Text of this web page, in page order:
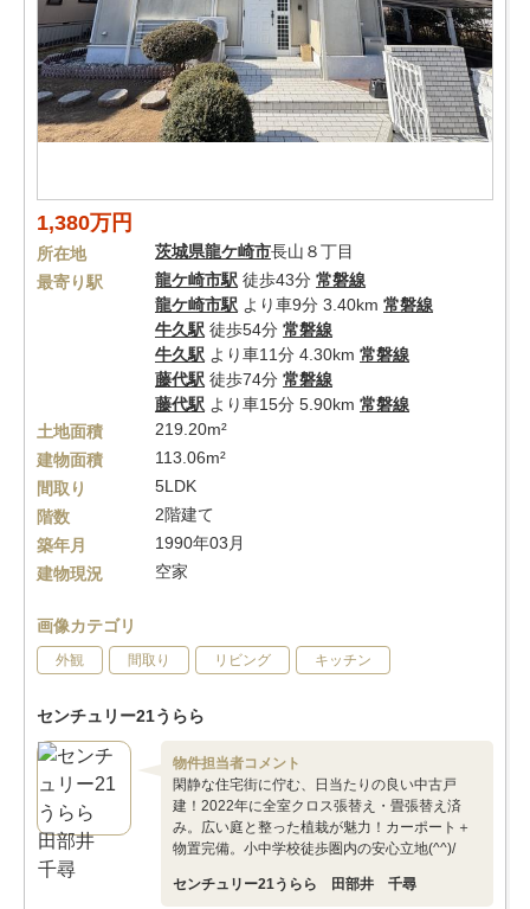
1,380万円
所在地 茨城県龍ケ崎市長山８丁目
最寄り駅
龍ケ崎市駅 徒歩43分 常磐線
龍ケ崎市駅 より車9分 3.40km 常磐線
牛久駅 徒歩54分 常磐線
牛久駅 より車11分 4.30km 常磐線
藤代駅 徒歩74分 常磐線
藤代駅 より車15分 5.90km 常磐線
土地面積
219.20m²
建物面積
113.06m²
間取り
5LDK
階数
2階建て
築年月
1990年03月
建物現況
空家
画像カテゴリ
外観 間取り リビング キッチン
センチュリー21うらら
物件担当者コメント
閑静な住宅街に佇む、日当たりの良い中古戸
建！2022年に全室クロス張替え・畳張替え済
み。広い庭と整った植栽が魅力！カーポート＋
物置完備。小中学校徒歩圏内の安心立地(^^)/
センチュリー21うらら 田部井 千尋